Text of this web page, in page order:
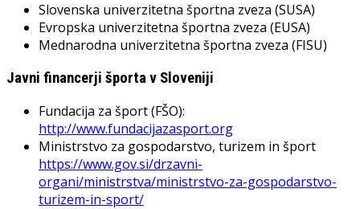
Slovenska univerzitetna športna zveza (SUSA)
Evropska univerzitetna športna zveza (EUSA)
Mednarodna univerzitetna športna zveza (FISU)
Javni financerji športa v Sloveniji
Fundacija za šport (FŠO):
http://www.fundacijazasport.org
Ministrstvo za gospodarstvo, turizem in šport
https://www.gov.si/drzavni-
organi/ministrstva/ministrstvo-za-gospodarstvo-
turizem-in-sport/